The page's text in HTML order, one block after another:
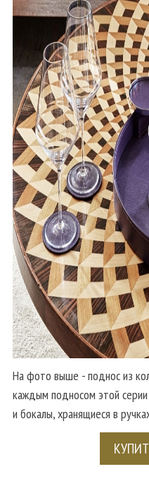
На фото выше - поднос из
каждым подносом этой
и бокалы, хранящиеся в